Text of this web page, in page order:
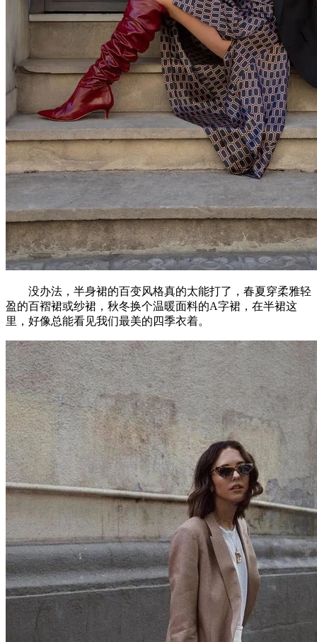
没办法，半身裙的百变风格真的太能打了，春夏穿柔雅轻
盈的百褶裙或纱裙，秋冬换个温暖面料的A字裙，在半裙这
里，好像总能看见我们最美的四季衣着。